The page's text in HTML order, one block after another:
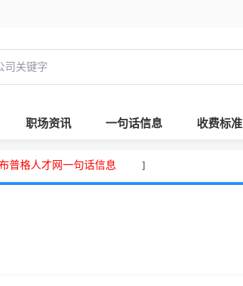
职场资讯 一句话信息 收费标准
普格人才网一句话信息 ]